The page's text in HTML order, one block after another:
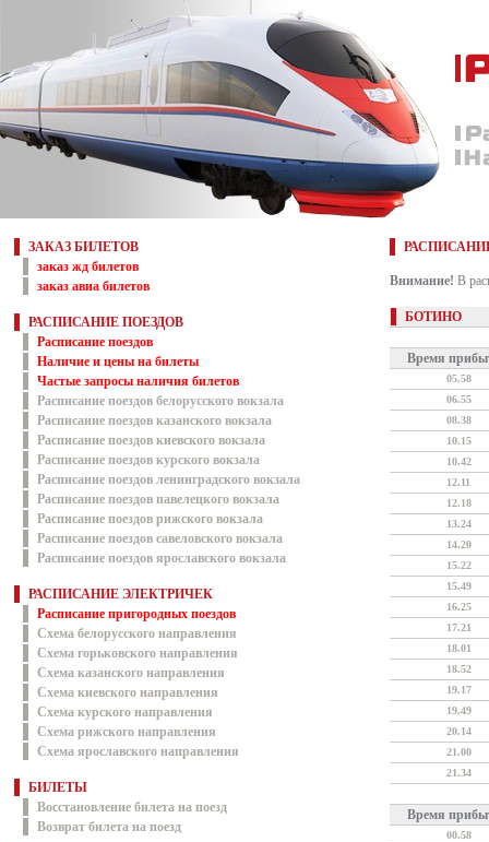
ЗАКАЗ БИЛЕТОВ
заказ жд билетов
заказ авиа билетов
РАСПИСАНИЕ ПОЕЗДОВ
Расписание поездов
Наличие и цены на билеты
Частые запросы наличия билетов
Расписание поездов белорусского вокзала
Расписание поездов казанского вокзала
Расписание поездов киевского вокзала
Расписание поездов курского вокзала
Расписание поездов ленинградского вокзала
Расписание поездов павелецкого вокзала
Расписание поездов рижского вокзала
Расписание поездов савеловского вокзала
Расписание поездов ярославского вокзала
РАСПИСАНИЕ ЭЛЕКТРИЧЕК
Расписание пригородных поездов
Схема белорусского направления
Схема горьковского направления
Схема казанского направления
Схема киевского направления
Схема курского направления
Схема рижского направления
Схема ярославского направления
БИЛЕТЫ
Восстановление билета на поезд
Возврат билета на поезд
Внимание! В
БОТИНО
Время
05.58
06.55
08.38
10.15
10.42
12.11
12.18
13.24
14.20
15.22
15.49
16.25
17.21
18.01
18.52
19.17
19.49
20.14
21.00
21.34
Время
00.58